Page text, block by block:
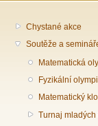
Chystané akce
Soutěže a
Matematická
Fyzikální
Matematický
Turnaj mladých